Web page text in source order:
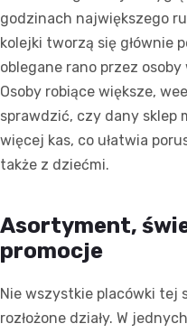
godzinach największego
kolejki tworzą się głównie
oblegane rano przez
Osoby robiące większe,
sprawdzić, czy dany sklep
więcej kas, co ułatwia
także z dziećmi.
Asortyment,
promocje
Nie wszystkie placówki tej
rozłożone działy. W